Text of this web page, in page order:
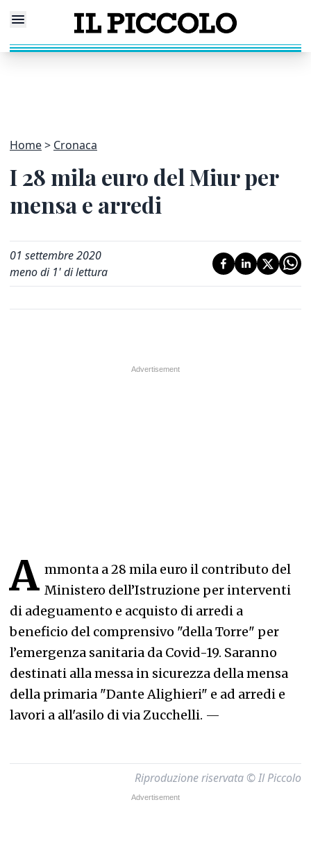
Home Cronaca
I 28 mila euro del Miur per
mensa e arredi
01 settembre 2020
meno di 1' di lettura
A mmonta a 28 mila euro il contributo del
Ministero dell’Istruzione per interventi
di adeguamento e acquisto di arredi a
beneficio del comprensivo "della Torre" per
l’emergenza sanitaria da Covid-19. Saranno
destinati alla messa in sicurezza della mensa
della primaria "Dante Alighieri" e ad arredi e
lavori a all'asilo di via Zucchelli. —
Riproduzione riservata © Il Piccolo